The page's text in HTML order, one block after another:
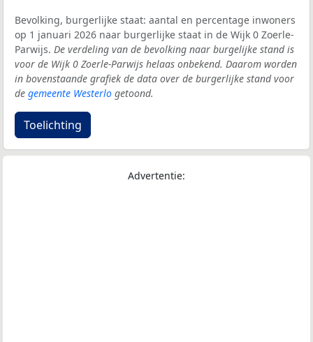
Bevolking, burgerlijke staat: aantal en percentage inwoners
op 1 januari 2026 naar burgerlijke staat in de Wijk 0 Zoerle-
Parwijs. De verdeling van de bevolking naar burgelijke stand is
voor de Wijk 0 Zoerle-Parwijs helaas onbekend. Daarom worden
in bovenstaande grafiek de data over de burgerlijke stand voor
de gemeente Westerlo getoond.
Toelichting
Advertentie: